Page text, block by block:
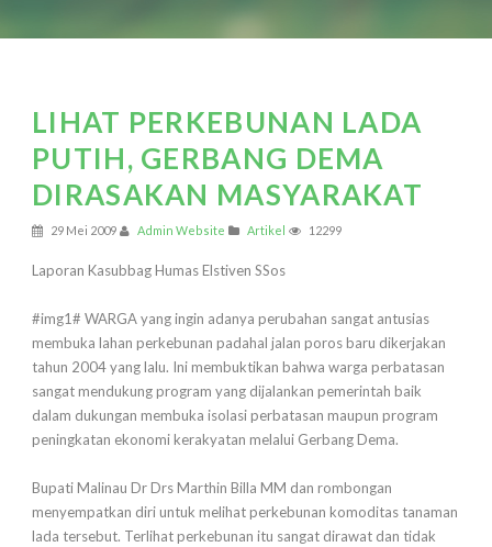
LIHAT PERKEBUNAN LADA
PUTIH, GERBANG DEMA
DIRASAKAN MASYARAKAT
29 Mei 2009 Admin Website Artikel 12299
Laporan Kasubbag Humas Elstiven SSos
#img1# WARGA yang ingin adanya perubahan sangat antusias
membuka lahan perkebunan padahal jalan poros baru dikerjakan
tahun 2004 yang lalu. Ini membuktikan bahwa warga perbatasan
sangat mendukung program yang dijalankan pemerintah baik
dalam dukungan membuka isolasi perbatasan maupun program
peningkatan ekonomi kerakyatan melalui Gerbang Dema.
Bupati Malinau Dr Drs Marthin Billa MM dan rombongan
menyempatkan diri untuk melihat perkebunan komoditas tanaman
lada tersebut. Terlihat perkebunan itu sangat dirawat dan tidak